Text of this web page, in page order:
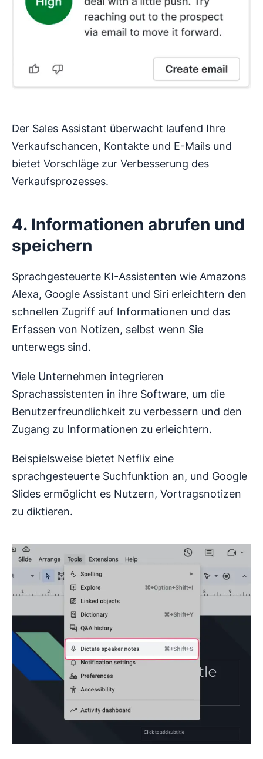
Der Sales Assistant überwacht laufend Ihre
Verkaufschancen, Kontakte und E-Mails und
bietet Vorschläge zur Verbesserung des
Verkaufsprozesses.
4. Informationen abrufen und
speichern
Sprachgesteuerte KI-Assistenten wie Amazons
Alexa, Google Assistant und Siri erleichtern den
schnellen Zugriff auf Informationen und das
Erfassen von Notizen, selbst wenn Sie
unterwegs sind.
Viele Unternehmen integrieren
Sprachassistenten in ihre Software, um die
Benutzerfreundlichkeit zu verbessern und den
Zugang zu Informationen zu erleichtern.
Beispielsweise bietet Netflix eine
sprachgesteuerte Suchfunktion an, und Google
Slides ermöglicht es Nutzern, Vortragsnotizen
zu diktieren.